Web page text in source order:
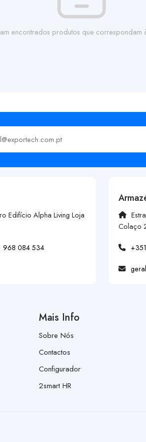
encontrados produtos que correspondam
email
Edifício Alpha Living Loja
968 084 534
Colaço
Mais Info
Sobre Nós
Contactos
Configurador
2smart HR